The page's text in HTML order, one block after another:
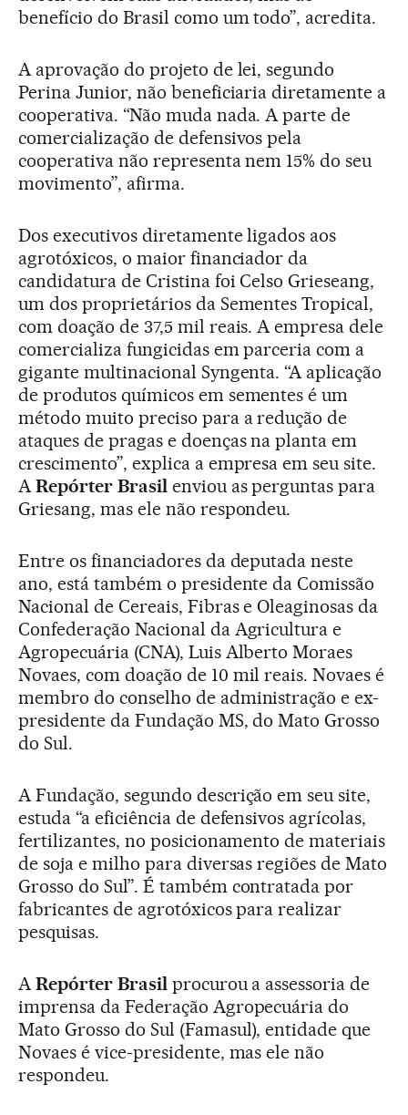
benefício do Brasil como um todo”, acredita.
A aprovação do projeto de lei, segundo
Perina Junior, não beneficiaria diretamente a
cooperativa. “Não muda nada. A parte de
comercialização de defensivos pela
cooperativa não representa nem 15% do seu
movimento”, afirma.
Dos executivos diretamente ligados aos
agrotóxicos, o maior financiador da
candidatura de Cristina foi Celso Grieseang,
um dos proprietários da Sementes Tropical,
com doação de 37,5 mil reais. A empresa dele
comercializa fungicidas em parceria com a
gigante multinacional Syngenta. “A aplicação
de produtos químicos em sementes é um
método muito preciso para a redução de
ataques de pragas e doenças na planta em
crescimento”, explica a empresa em seu site.
ARepórter Brasilenviou as perguntas para
Griesang, mas ele não respondeu.
Entre os financiadores da deputada neste
ano, está também o presidente da Comissão
Nacional de Cereais, Fibras e Oleaginosas da
Confederação Nacional da Agricultura e
Agropecuária (CNA), Luis Alberto Moraes
Novaes, com doação de 10 mil reais. Novaes é
membro do conselho de administração e ex-
presidente da Fundação MS, do Mato Grosso
do Sul.
A Fundação, segundo descrição em seu site,
estuda “a eficiência de defensivos agrícolas,
fertilizantes, no posicionamento de materiais
de soja e milho para diversas regiões de Mato
Grosso do Sul”. É também contratada por
fabricantes de agrotóxicos para realizar
pesquisas.
ARepórter Brasilprocurou a assessoria de
imprensa da Federação Agropecuária do
Mato Grosso do Sul (Famasul), entidade que
Novaes é vice-presidente, mas ele não
respondeu.